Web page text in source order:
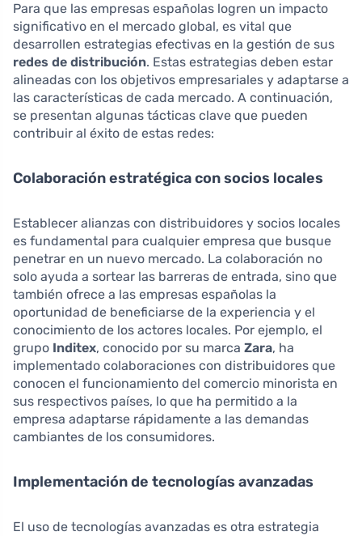
Para que las empresas españolas logren un impacto
significativo en el mercado global, es vital que
desarrollen estrategias efectivas en la gestión de sus
redes de distribución. Estas estrategias deben estar
alineadas con los objetivos empresariales y adaptarse a
las características de cada mercado. A continuación,
se presentan algunas tácticas clave que pueden
contribuir al éxito de estas redes:
Colaboración estratégica con socios locales
Establecer alianzas con distribuidores y socios locales
es fundamental para cualquier empresa que busque
penetrar en un nuevo mercado. La colaboración no
solo ayuda a sortear las barreras de entrada, sino que
también ofrece a las empresas españolas la
oportunidad de beneficiarse de la experiencia y el
conocimiento de los actores locales. Por ejemplo, el
grupo Inditex, conocido por su marca Zara, ha
implementado colaboraciones con distribuidores que
conocen el funcionamiento del comercio minorista en
sus respectivos países, lo que ha permitido a la
empresa adaptarse rápidamente a las demandas
cambiantes de los consumidores.
Implementación de tecnologías avanzadas
El uso de tecnologías avanzadas es otra estrategia